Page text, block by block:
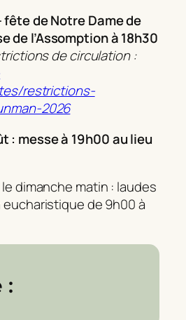
fête de Notre Dame de
de l’Assomption à 18h30
de circulation :
restrictions-
2026
: messe à 19h00 au lieu
le dimanche matin : laudes
de 9h00 à
: